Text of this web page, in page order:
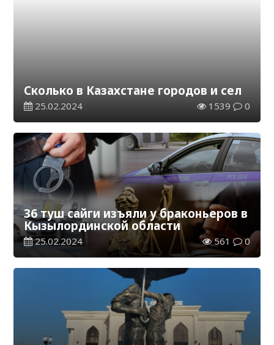
Сколько в Казахстане городов и сел
25.02.2024 1539 0
36 туш сайги изъяли у браконьеров в
Кызылординской области
25.02.2024 561 0